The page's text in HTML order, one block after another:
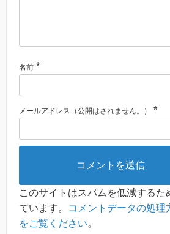
名前 *
メールアドレス（公開はされません。） *
このサイトはスパムを低減するた
ています。
コメントデータの処理
をご覧ください。